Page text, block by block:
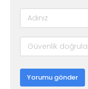
Yorumu gönder